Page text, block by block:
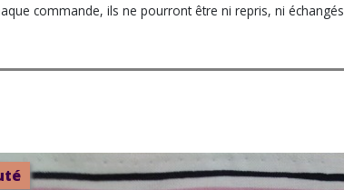
commande, ils ne pourront être ni repris, ni échangés